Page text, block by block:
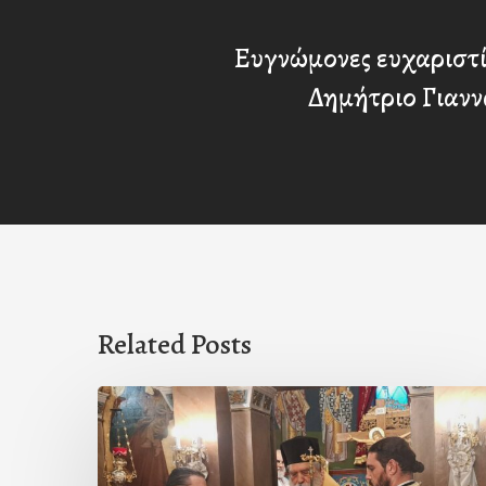
Ευγνώμονες
Δημήτριο
Related Posts
Ιερά
Παράκληση
στον